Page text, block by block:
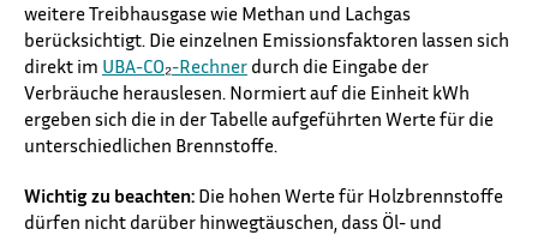
weitere Treibhausgase wie Methan und Lachgas
berücksichtigt. Die einzelnen Emissionsfaktoren lassen sich
direkt im UBA-CO₂-Rechner durch die Eingabe der
Verbräuche herauslesen. Normiert auf die Einheit kWh
ergeben sich die in der Tabelle aufgeführten Werte für die
unterschiedlichen Brennstoffe.
Wichtig zu beachten: Die hohen Werte für Holzbrennstoffe
dürfen nicht darüber hinwegtäuschen, dass Öl- und